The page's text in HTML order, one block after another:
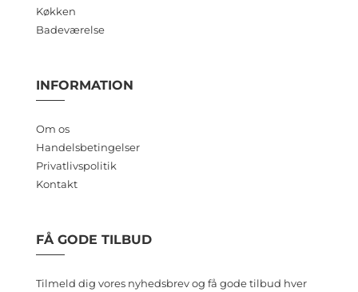
Køkken
Badeværelse
INFORMATION
Om os
Handelsbetingelser
Privatlivspolitik
Kontakt
FÅ GODE TILBUD
Tilmeld dig vores nyhedsbrev og få gode tilbud hver